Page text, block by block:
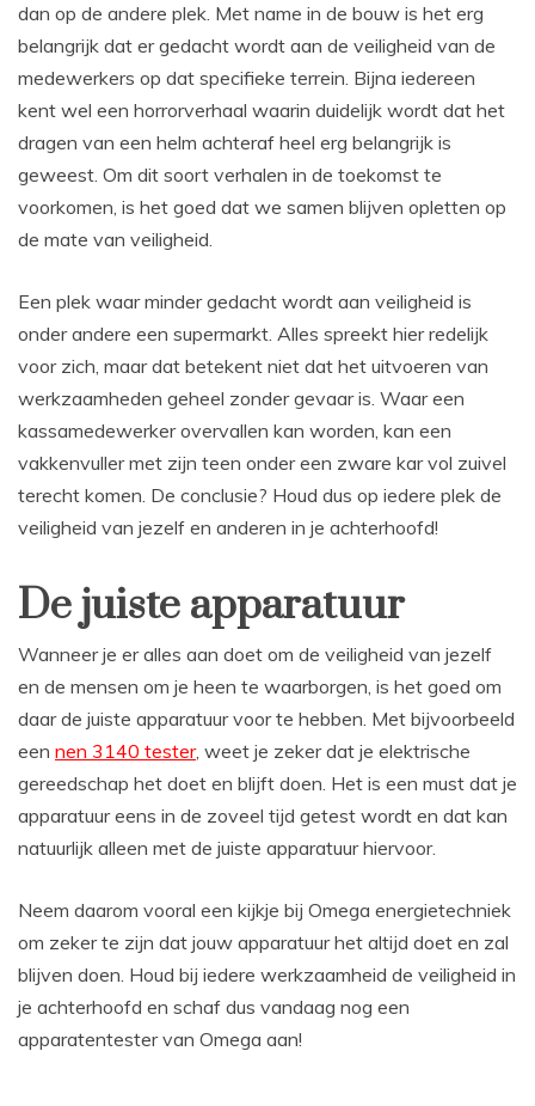
dan op de andere plek. Met name in de bouw is het erg
belangrijk dat er gedacht wordt aan de veiligheid van de
medewerkers op dat specifieke terrein. Bijna iedereen
kent wel een horrorverhaal waarin duidelijk wordt dat het
dragen van een helm achteraf heel erg belangrijk is
geweest. Om dit soort verhalen in de toekomst te
voorkomen, is het goed dat we samen blijven opletten op
de mate van veiligheid.
Een plek waar minder gedacht wordt aan veiligheid is
onder andere een supermarkt. Alles spreekt hier redelijk
voor zich, maar dat betekent niet dat het uitvoeren van
werkzaamheden geheel zonder gevaar is. Waar een
kassamedewerker overvallen kan worden, kan een
vakkenvuller met zijn teen onder een zware kar vol zuivel
terecht komen. De conclusie? Houd dus op iedere plek de
veiligheid van jezelf en anderen in je achterhoofd!
De juiste apparatuur
Wanneer je er alles aan doet om de veiligheid van jezelf
en de mensen om je heen te waarborgen, is het goed om
daar de juiste apparatuur voor te hebben. Met bijvoorbeeld
een nen 3140 tester, weet je zeker dat je elektrische
gereedschap het doet en blijft doen. Het is een must dat je
apparatuur eens in de zoveel tijd getest wordt en dat kan
natuurlijk alleen met de juiste apparatuur hiervoor.
Neem daarom vooral een kijkje bij Omega energietechniek
om zeker te zijn dat jouw apparatuur het altijd doet en zal
blijven doen. Houd bij iedere werkzaamheid de veiligheid in
je achterhoofd en schaf dus vandaag nog een
apparatentester van Omega aan!